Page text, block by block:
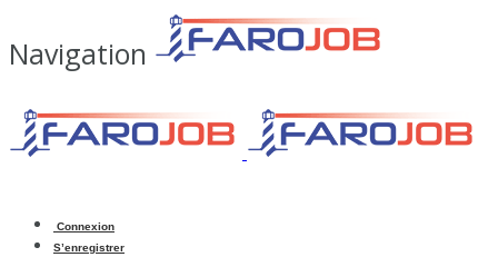
Navigation
Connexion
S’enregistrer